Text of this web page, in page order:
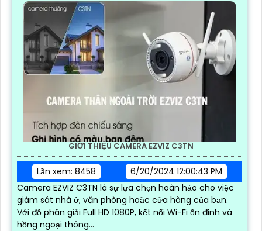
GIỚI THIỆU CAMERA EZVIZ C3TN
Lần xem: 8458
6/20/2024 12:00:43 PM
Camera EZVIZ C3TN là sự lựa chọn hoàn hảo cho việc
giám sát nhà ở, văn phòng hoặc cửa hàng của bạn.
Với độ phân giải Full HD 1080P, kết nối Wi-Fi ổn định và
hồng ngoại thông...